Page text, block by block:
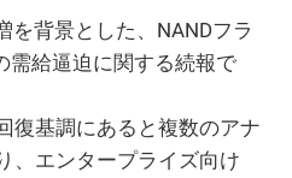
を背景とした、NANDフラ
需給逼迫に関する続報で
復基調にあると複数のアナ
、エンタープライズ向け